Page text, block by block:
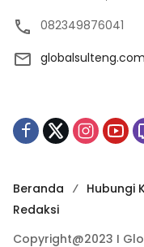
082349876041
Beranda Hubungi
Redaksi
Copyright@2023 I